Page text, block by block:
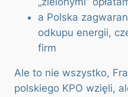
a Polska
odkupu energii,
firm
Ale to nie wszystko,
polskiego KPO wzięli,